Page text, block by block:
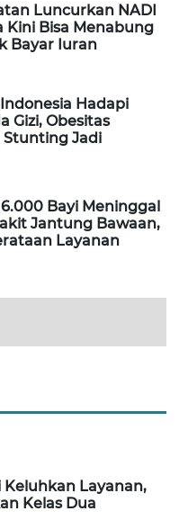
Luncurkan NADI
Kini Bisa Menabung
Bayar Iuran
Hadapi
Gizi, Obesitas
Stunting Jadi
Bayi Meninggal
Jantung Bawaan,
Layanan
Keluhkan Layanan,
Kelas Dua